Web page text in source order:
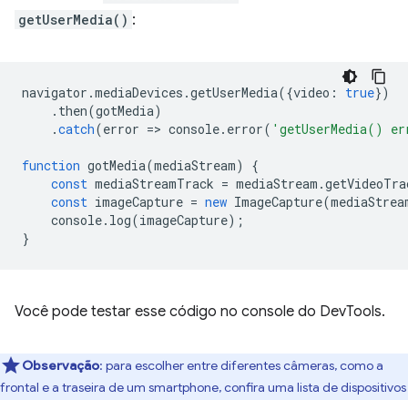
getUserMedia() :
navigator .mediaDevices .getUserMedia({video : true})
. then(gotMedia)
.catch(error => console. error( 'getUserMedia()
function gotMedia(mediaStream)
{
const mediaStreamTrack = mediaStream .
const imageCapture = new ImageCapture(
console. log(imageCapture);
}
Você pode testar esse código no console do DevTools.
Observação: para escolher entre diferentes câmeras, como a
frontal e a traseira de um smartphone, confira uma lista de dispositivos